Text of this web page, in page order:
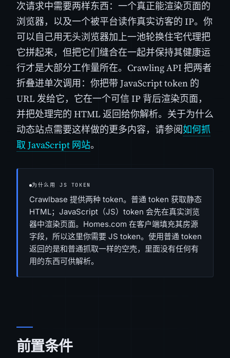
次请求中需要两样东西：一个真正能渲染页面的
浏览器，以及一个被平台读作真实访客的 IP。你
可以自己用无头浏览器加上一池轮换住宅代理把
它拼起来，但把它们缝合在一起并保持其健康运
行才是大部分工作量所在。Crawling API 把两者
折叠进单次调用：你把带 JavaScript token 的
URL 发给它，它在一个可信 IP 背后渲染页面，
并把处理完的 HTML 返回给你解析。关于为什么
动态站点需要这样做的更多内容，请参阅如何抓
取 JavaScript 网站。
为什么用 JS TOKEN
Crawlbase 提供两种 token。普通 token 获取静态
HTML；JavaScript（JS）token 会先在真实浏览
器中渲染页面。Homes.com 在客户端填充其房源
字段，所以这里你需要 JS token。使用普通 token
返回的是和普通抓取一样的空壳，里面没有任何有
用的东西可供解析。
前置条件